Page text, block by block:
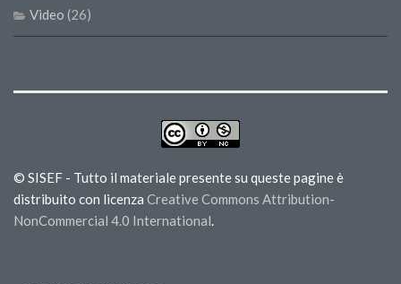
Video (26)
© SISEF - Tutto il materiale presente su queste pagine è
distribuito con licenza Creative Commons Attribution-
NonCommercial 4.0 International.